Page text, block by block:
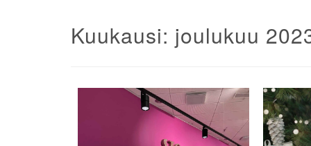
Kuukausi: joulukuu